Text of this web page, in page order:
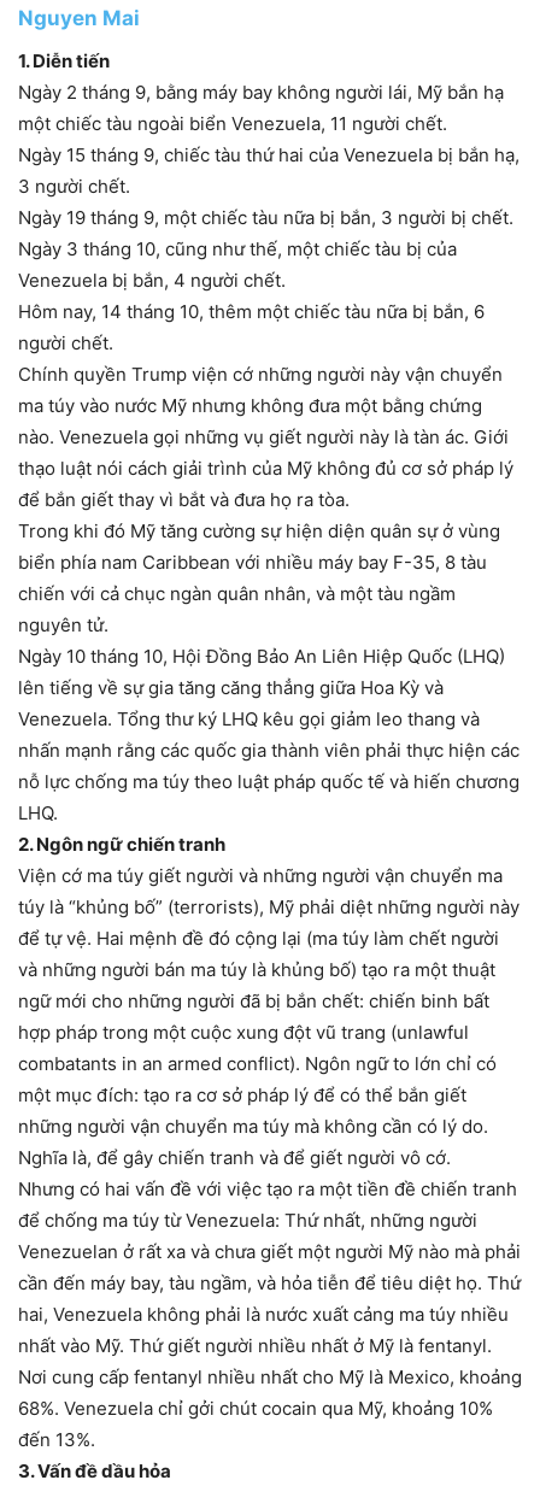
Nguyen Mai
1. Diễn tiến
Ngày 2 tháng 9, bằng máy bay không người lái, Mỹ bắn hạ
một chiếc tàu ngoài biển Venezuela, 11 người chết.
Ngày 15 tháng 9, chiếc tàu thứ hai của Venezuela bị bắn hạ,
3 người chết.
Ngày 19 tháng 9, một chiếc tàu nữa bị bắn, 3 người bị chết.
Ngày 3 tháng 10, cũng như thế, một chiếc tàu bị của
Venezuela bị bắn, 4 người chết.
Hôm nay, 14 tháng 10, thêm một chiếc tàu nữa bị bắn, 6
người chết.
Chính quyền Trump viện cớ những người này vận chuyển
ma túy vào nước Mỹ nhưng không đưa một bằng chứng
nào. Venezuela gọi những vụ giết người này là tàn ác. Giới
thạo luật nói cách giải trình của Mỹ không đủ cơ sở pháp lý
để bắn giết thay vì bắt và đưa họ ra tòa.
Trong khi đó Mỹ tăng cường sự hiện diện quân sự ở vùng
biển phía nam Caribbean với nhiều máy bay F-35, 8 tàu
chiến với cả chục ngàn quân nhân, và một tàu ngầm
nguyên tử.
Ngày 10 tháng 10, Hội Đồng Bảo An Liên Hiệp Quốc (LHQ)
lên tiếng về sự gia tăng căng thẳng giữa Hoa Kỳ và
Venezuela. Tổng thư ký LHQ kêu gọi giảm leo thang và
nhấn mạnh rằng các quốc gia thành viên phải thực hiện các
nỗ lực chống ma túy theo luật pháp quốc tế và hiến chương
LHQ.
2. Ngôn ngữ chiến tranh
Viện cớ ma túy giết người và những người vận chuyển ma
túy là “khủng bố” (terrorists), Mỹ phải diệt những người này
để tự vệ. Hai mệnh đề đó cộng lại (ma túy làm chết người
và những người bán ma túy là khủng bố) tạo ra một thuật
ngữ mới cho những người đã bị bắn chết: chiến binh bất
hợp pháp trong một cuộc xung đột vũ trang (unlawful
combatants in an armed conflict). Ngôn ngữ to lớn chỉ có
một mục đích: tạo ra cơ sở pháp lý để có thể bắn giết
những người vận chuyển ma túy mà không cần có lý do.
Nghĩa là, để gây chiến tranh và để giết người vô cớ.
Nhưng có hai vấn đề với việc tạo ra một tiền đề chiến tranh
để chống ma túy từ Venezuela: Thứ nhất, những người
Venezuelan ở rất xa và chưa giết một người Mỹ nào mà phải
cần đến máy bay, tàu ngầm, và hỏa tiễn để tiêu diệt họ. Thứ
hai, Venezuela không phải là nước xuất cảng ma túy nhiều
nhất vào Mỹ. Thứ giết người nhiều nhất ở Mỹ là fentanyl.
Nơi cung cấp fentanyl nhiều nhất cho Mỹ là Mexico, khoảng
68%. Venezuela chỉ gởi chút cocain qua Mỹ, khoảng 10%
đến 13%.
3. Vấn đề dầu hỏa